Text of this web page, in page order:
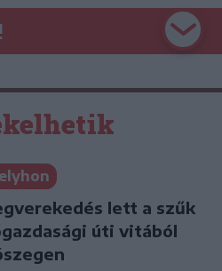
lett a szűk
úti vitából